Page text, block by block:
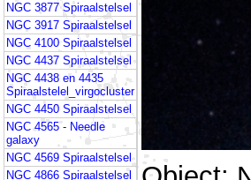
NGC 3877 Spiraalstelsel
NGC 3917 Spiraalstelsel
NGC 4100 Spiraalstelsel
NGC 4437 Spiraalstelsel
NGC 4438 en 4435
Spiraalstelel_virgocluster
NGC 4450 Spiraalstelsel
NGC 4565 - Needle
galaxy
NGC 4569 Spiraalstelsel
NGC 4866 Spiraalstelsel